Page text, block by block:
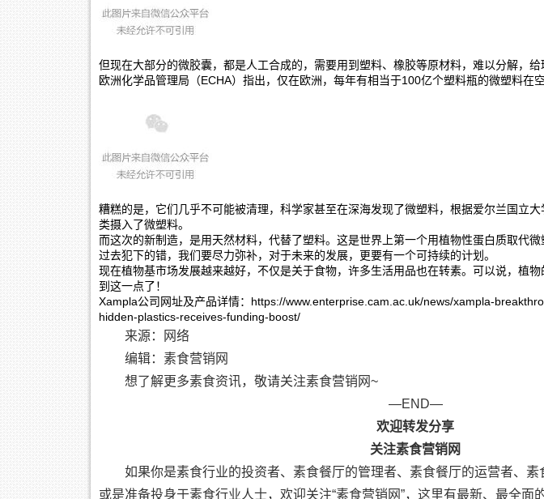
但现在大部分的微胶囊，都是人工合成的，需要用到塑料、橡胶等原材料，难以分解，给
欧洲化学品管理局（ECHA）指出，仅在欧洲，每年有相当于100亿个塑料瓶的微塑料在
糟糕的是，它们几乎不可能被清理，科学家甚至在深海发现了微塑料，根据爱尔兰国立
类摄入了微塑料。
而这次的新制造，是用天然材料，代替了塑料。这是世界上第一个用植物性蛋白质取代微
过去犯下的错，我们要尽力弥补，对于未来的发展，更要有一个可持续的计划。
现在植物基市场发展越来越好，不仅是关于食物，许多生活用品也在转素。可以说，植
到这一点了！
Xampla公司网址及产品详情：https://www.enterprise.cam.ac.uk/news/xampla-
hidden-plastics-receives-funding-boost/
来源：网络
编辑：素食营销网
想了解更多素食资讯，敬请关注素食营销网~
—END—
欢迎转发分享
关注素食营销网
如果你是素食行业的投资者、素食餐厅的管理者、素食餐厅的运营者、素
或是准备投身于素食行业人士，欢迎关注“素食营销网”，这里有最新、最全面